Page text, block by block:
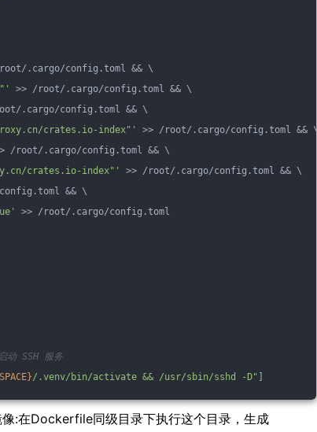
.cargo/config.toml && \
>> /root/.cargo/config.toml && \
.cargo/config.toml && \
crates.io-index"'
>> /root/.cargo/config.toml && \
/root/.cargo/config.toml && \
crates.io-index"'
>> /root/.cargo/config.toml && \
&& \
>> /root/.cargo/config.toml
动 SSH 服务
/.venv/bin/activate && /usr/sbin/sshd -D"
:在Dockerfile同级目录下执行这个目录，生成